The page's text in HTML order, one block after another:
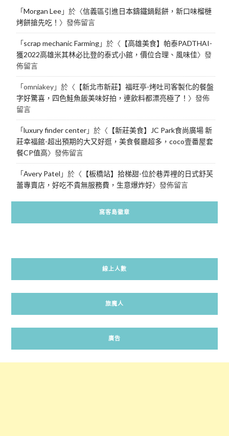
「Morgan Lee」於〈信義區引進日本鑄鐵鍋鬆餅，新口味榴槤
烤餅搶先吃！ 〉發佈留言
「scrap mechanic Farming」於〈 【高雄美食】帕泰PADTHAI-
獲2022高雄米其林必比登的泰式小館，價位合理、風味佳〉發
佈留言
「omniakey」於〈 【新北市新莊】福旺亭-烤吐司客製化的餐盤
字好驚喜，四色鮭魚飯美味好拍，連飲料都漂亮極了！ 〉發佈
留言
「luxury finder center」於〈 【新莊美食】JC Park食尚廣場 新
莊幸福館-超出預期的大又好逛，美食餐廳超多，coco壹番屋套
餐CP值高〉發佈留言
「Avery Patel 」於〈 【板橋站】拾梯甜-位於巷弄裡的日式舒芙
蕾專賣店，好吃不貴無服務費，生意爆炸好〉發佈留言
窩客島徽章
線上人數
旅魔人
廣告